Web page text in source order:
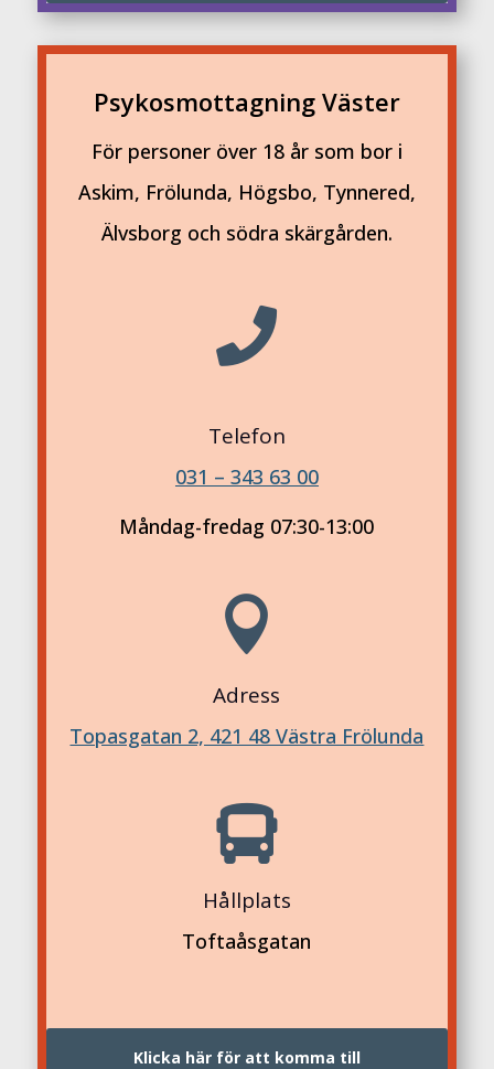
Psykosmottagning Väster
För personer över 18 år som bor i
Askim, Frölunda, Högsbo, Tynnered,
Älvsborg och södra skärgården.

Telefon
031 – 343 63 00
Måndag-fredag 07:30-13:00

Adress
Topasgatan 2, 421 48 Västra Frölunda

Hållplats
Toftaåsgatan
Klicka här för att komma till